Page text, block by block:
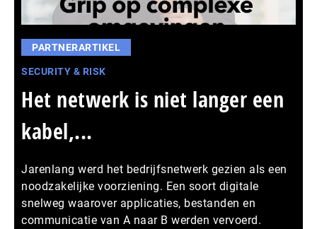
PARTNERARTIKEL
SECURITY & RISK
Het netwerk is niet langer een
kabel,...
Jarenlang werd het bedrijfsnetwerk gezien als een
noodzakelijke voorziening. Een soort digitale
snelweg waarover applicaties, bestanden en
communicatie van A naar B werden vervoerd.